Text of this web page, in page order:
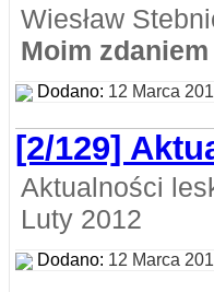
Wiesław
Moim zdaniem
Dodano: 12 Marca
[2/129]
Aktualności
Luty 2012
Dodano: 12 Marca